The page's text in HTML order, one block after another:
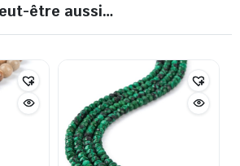
être aussi…